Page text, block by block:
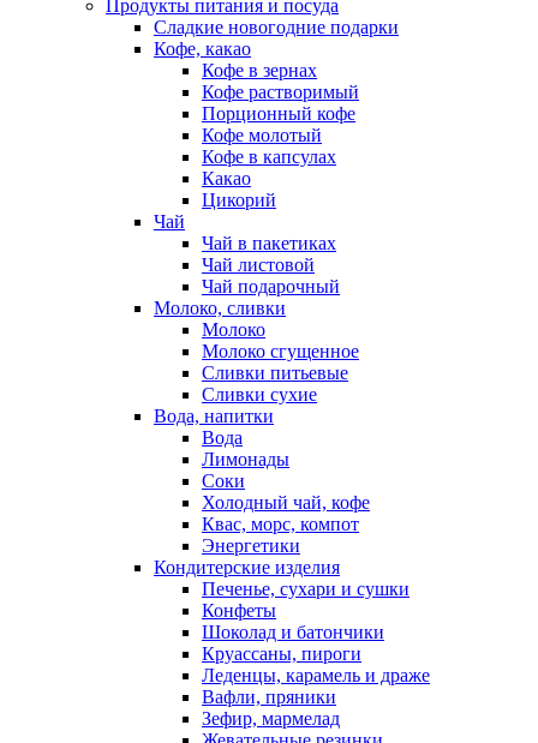
Продукты питания и посуда
Сладкие новогодние подарки
Кофе, какао
Кофе в зернах
Кофе растворимый
Порционный кофе
Кофе молотый
Кофе в капсулах
Какао
Цикорий
Чай
Чай в пакетиках
Чай листовой
Чай подарочный
Молоко, сливки
Молоко
Молоко сгущенное
Сливки питьевые
Сливки сухие
Вода, напитки
Вода
Лимонады
Соки
Холодный чай, кофе
Квас, морс, компот
Энергетики
Кондитерские изделия
Печенье, сухари и сушки
Конфеты
Шоколад и батончики
Круассаны, пироги
Леденцы, карамель и драже
Вафли, пряники
Зефир, мармелад